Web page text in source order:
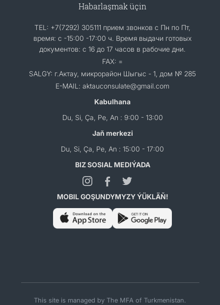
Habarlaşmak üçin
TEL: +7(7292) 305111 прием звонков с Пн по Пт,
время: с -15:00 -17:00 ч. Время выдачи готовых
документов: с 16 до 17 часов в рабочие дни.
FAX: =
SALGY: г.Актау, микрорайон Шыгыс - 1, дом № 285
E-MAIL: aktauconsulate@gmail.com
Kabulhana
Du, Si, Ça, Pe, An : 9:00 - 13:00
Jaň merkezi
Du, Si, Ça, Pe, An : 15:00 - 17:00
BIZ SOSIAL MEDIÝADA
MOBIL GOŞUNDYMYZY ÝÜKLÄŇ!
This site is managed by The MFA of Turkmenistan.